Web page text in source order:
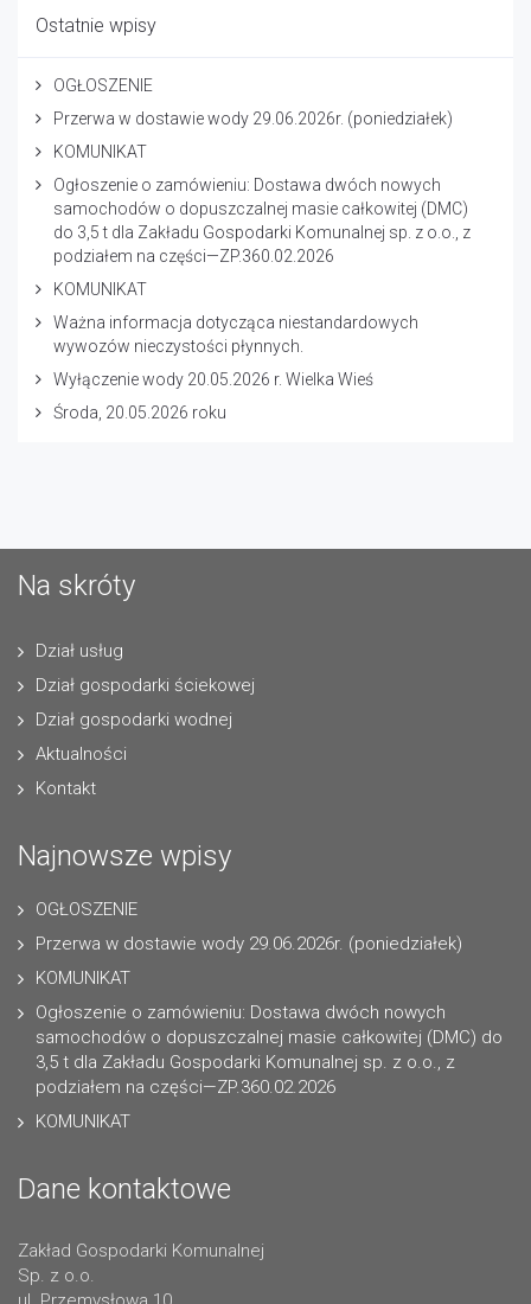
Ostatnie wpisy
OGŁOSZENIE
Przerwa w dostawie wody 29.06.2026r. (poniedziałek)
KOMUNIKAT
Ogłoszenie o zamówieniu: Dostawa dwóch nowych
samochodów o dopuszczalnej masie całkowitej (DMC)
do 3,5 t dla Zakładu Gospodarki Komunalnej sp. z o.o., z
podziałem na części—ZP.360.02.2026
KOMUNIKAT
Ważna informacja dotycząca niestandardowych
wywozów nieczystości płynnych.
Wyłączenie wody 20.05.2026 r. Wielka Wieś
Środa, 20.05.2026 roku
Na skróty
Dział usług
Dział gospodarki ściekowej
Dział gospodarki wodnej
Aktualności
Kontakt
Najnowsze wpisy
OGŁOSZENIE
Przerwa w dostawie wody 29.06.2026r. (poniedziałek)
KOMUNIKAT
Ogłoszenie o zamówieniu: Dostawa dwóch nowych
samochodów o dopuszczalnej masie całkowitej (DMC) do
3,5 t dla Zakładu Gospodarki Komunalnej sp. z o.o., z
podziałem na części—ZP.360.02.2026
KOMUNIKAT
Dane kontaktowe
Zakład Gospodarki Komunalnej
Sp. z o.o.